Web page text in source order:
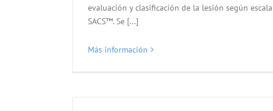
evaluación y clasificación de la lesión según escala
SACS™. Se [...]
Más información